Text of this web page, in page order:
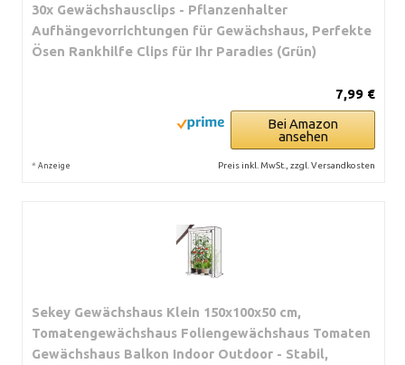
30x Gewächshausclips - Pflanzenhalter
Aufhängevorrichtungen für Gewächshaus, Perfekte
Ösen Rankhilfe Clips für Ihr Paradies (Grün)
7,99 €
Bei Amazon
ansehen
* Anzeige Preis inkl. MwSt., zzgl. Versandkosten
Sekey Gewächshaus Klein 150x100x50 cm,
Tomatengewächshaus Foliengewächshaus Tomaten
Gewächshaus Balkon Indoor Outdoor - Stabil,